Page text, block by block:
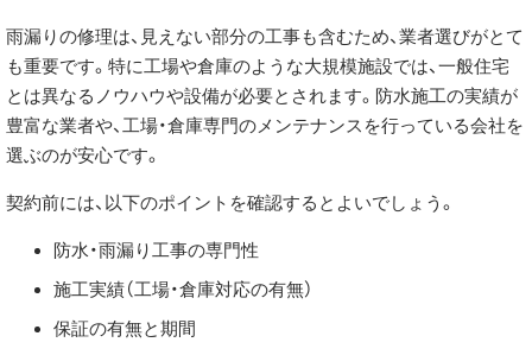
雨漏りの修理は、見えない部分の工事も含むため、業者選びがとて
も重要です。特に工場や倉庫のような大規模施設では、一般住宅
とは異なるノウハウや設備が必要とされます。防水施工の実績が
豊富な業者や、工場・倉庫専門のメンテナンスを行っている会社を
選ぶのが安心です。
契約前には、以下のポイントを確認するとよいでしょう。
防水・雨漏り工事の専門性
施工実績（工場・倉庫対応の有無）
保証の有無と期間